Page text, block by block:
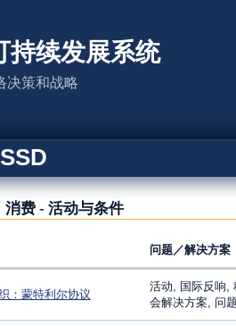
持续发展系统
决策和战略
消费 - 活动与条件
问题／解决方案
：蒙特利尔协议
活动, 国际反响,
会解决方案, 问题